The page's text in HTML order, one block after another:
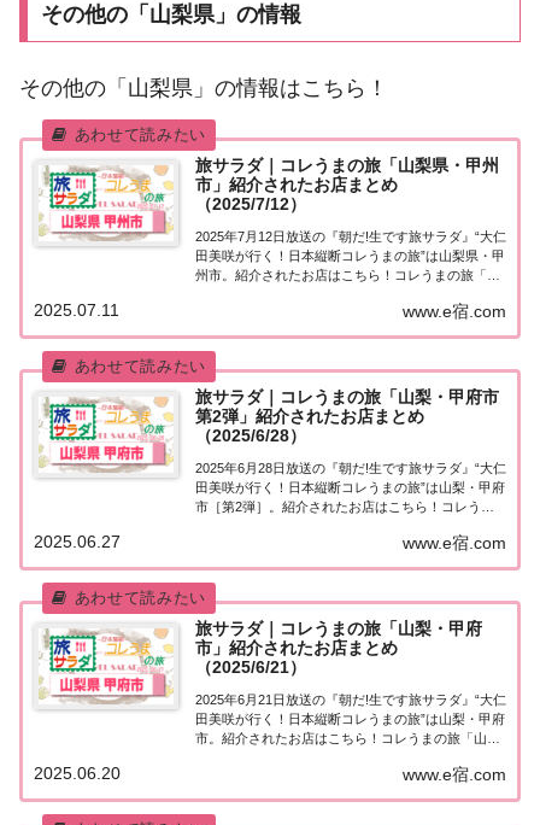
その他の「山梨県」の情報
その他の「山梨県」の情報はこちら！
旅サラダ｜コレうまの旅「山梨県・甲州
市」紹介されたお店まとめ
（2025/7/12）
2025年7月12日放送の『朝だ!生です旅サラダ』“大仁
田美咲が行く！日本縦断コレうまの旅”は山梨県・甲
州市。紹介されたお店はこちら！コレうまの旅「山
レゼントソムリエ・大仁田美咲アナウンサーが美味
しいもの探し♪今週は、大自然に囲まれた...
www.e宿.com
2025.07.11
旅サラダ｜コレうまの旅「山梨・甲府市
第2弾」紹介されたお店まとめ
（2025/6/28）
2025年6月28日放送の『朝だ!生です旅サラダ』“大仁
田美咲が行く！日本縦断コレうまの旅”は山梨・甲府
市［第2弾］。紹介されたお店はこちら！コレうま
旅」４代目プレゼントソムリエ・大仁田美咲アナウ
ンサーが美味しいもの探し♪今週は山梨・...
www.e宿.com
2025.06.27
旅サラダ｜コレうまの旅「山梨・甲府
市」紹介されたお店まとめ
（2025/6/21）
2025年6月21日放送の『朝だ!生です旅サラダ』“大仁
田美咲が行く！日本縦断コレうまの旅”は山梨・甲府
市。紹介されたお店はこちら！コレうまの旅「山
ゼントソムリエ・大仁田美咲アナウンサーが美味し
いもの探し♪今週は山梨・甲府市へ！もちろ...
www.e宿.com
2025.06.20